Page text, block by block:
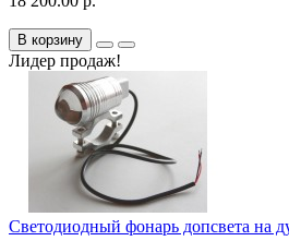
В корзину
Лидер продаж!
Светодиодный фонарь допсвета на